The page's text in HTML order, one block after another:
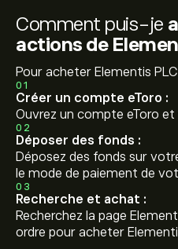
Comment puis-je
actions de
Pour acheter Elementis PLC
01
Créer un compte eToro :
Ouvrez un compte eToro
02
Déposer des fonds :
Déposez des fonds sur
le mode de paiement de
03
Recherche et achat :
Recherchez la page
ordre pour acheter